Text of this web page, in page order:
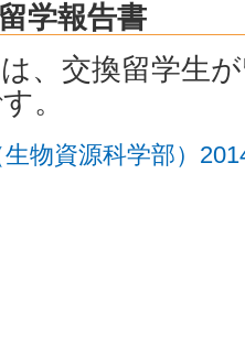
学報告書
、交換留学生
。
物資源科学部）